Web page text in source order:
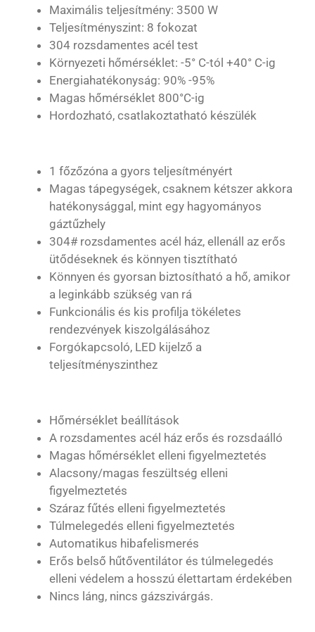
Maximális teljesítmény: 3500 W
Teljesítményszint: 8 fokozat
304 rozsdamentes acél test
Környezeti hőmérséklet: -5° C-tól +40° C-ig
Energiahatékonyság: 90% -95%
Magas hőmérséklet 800°C-ig
Hordozható, csatlakoztatható készülék
1 főzőzóna a gyors teljesítményért
Magas tápegységek, csaknem kétszer akkora
hatékonysággal, mint egy hagyományos
gáztűzhely
304# rozsdamentes acél ház, ellenáll az erős
ütődéseknek és könnyen tisztítható
Könnyen és gyorsan biztosítható a hő, amikor
a leginkább szükség van rá
Funkcionális és kis profilja tökéletes
rendezvények kiszolgálásához
Forgókapcsoló, LED kijelző a
teljesítményszinthez
Hőmérséklet beállítások
A rozsdamentes acél ház erős és rozsdaálló
Magas hőmérséklet elleni figyelmeztetés
Alacsony/magas feszültség elleni
figyelmeztetés
Száraz fűtés elleni figyelmeztetés
Túlmelegedés elleni figyelmeztetés
Automatikus hibafelismerés
Erős belső hűtőventilátor és túlmelegedés
elleni védelem a hosszú élettartam érdekében
Nincs láng, nincs gázszivárgás.